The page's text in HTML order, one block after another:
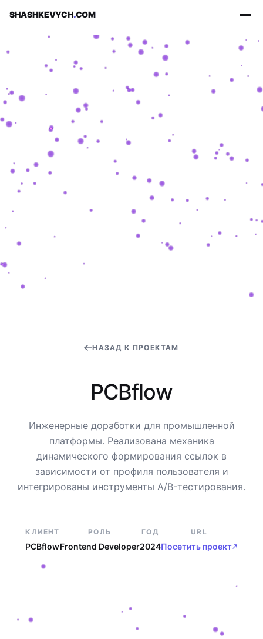
SHASHKEVYCH.COM
НАЗАД К ПРОЕКТАМ
PCBflow
Инженерные доработки для промышленной
платформы. Реализована механика
динамического формирования ссылок в
зависимости от профиля пользователя и
интегрированы инструменты A/B-тестирования.
КЛИЕНТ
PCBflow
РОЛЬ
Frontend Developer
ГОД
2024
URL
Посетить проект